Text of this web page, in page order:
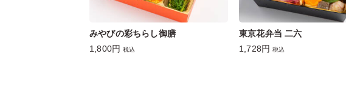
みやびの彩ちらし御膳
1,800円 税込
東京花弁当 二六
1,728円 税込